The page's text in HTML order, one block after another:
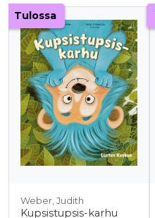
Tuoteluettelon alku
Tulossa
Weber, Judith
Kupsistupsis-karhu